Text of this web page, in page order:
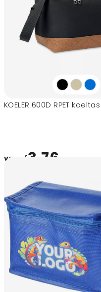
KOELER 600D RPET koeltas
vanaf3,76